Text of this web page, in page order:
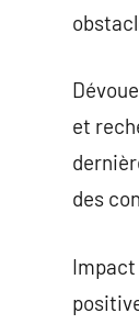
et
des